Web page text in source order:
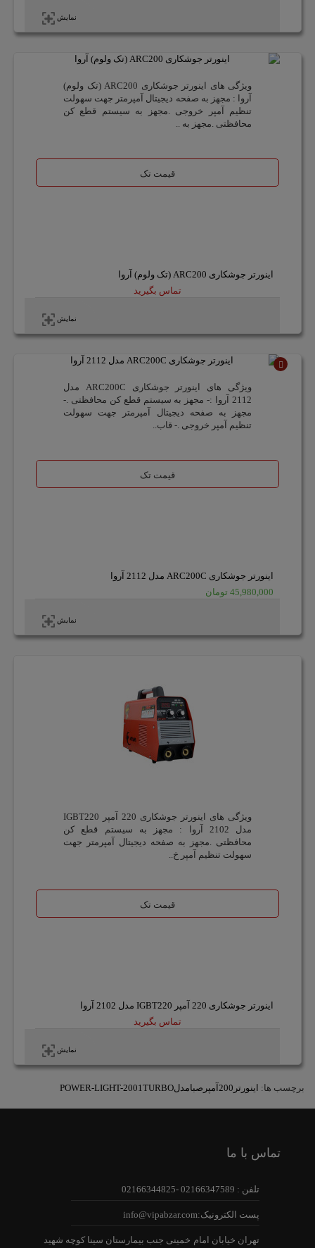
نمایش
ویژگی های اینورتر جوشکاری ARC200 (تک ولوم)
آروا : مجهز به صفحه دیجیتال آمپرمتر جهت سهولت
تنظیم آمپر خروجی .مجهز به سیستم قطع کن
محافظتی .مجهز به ..
قیمت تک
اینورتر جوشکاری ARC200 (تک ولوم) آروا
تماس بگیرید
نمایش
ویژگی های اینورتر جوشکاری ARC200C مدل
2112 آروا :- مجهز به سیستم قطع کن محافظتی .-
مجهز به صفحه دیجیتال آمپرمتر جهت سهولت
تنظیم آمپر خروجی .- قاب..
قیمت تک
اینورتر جوشکاری ARC200C مدل 2112 آروا
45,980,000 تومان
نمایش
ویژگی های اینورتر جوشکاری 220 آمپر IGBT220
مدل 2102 آروا : مجهز به سیستم قطع کن
محافظتی .مجهز به صفحه دیجیتال آمپرمتر جهت
سهولت تنظیم آمپر خ..
قیمت تک
اینورتر جوشکاری 220 آمپر IGBT220 مدل 2102 آروا
تماس بگیرید
نمایش
برچسب ها: اینورتر200آمپرصبامدلPOWER-LIGHT-2001TURBO
تماس با ما
تلفن : 02166347589 -02166344825
پست الکترونیک:info@vipabzar.com
تهران خیابان امام خمینی جنب بیمارستان سینا کوچه شهید